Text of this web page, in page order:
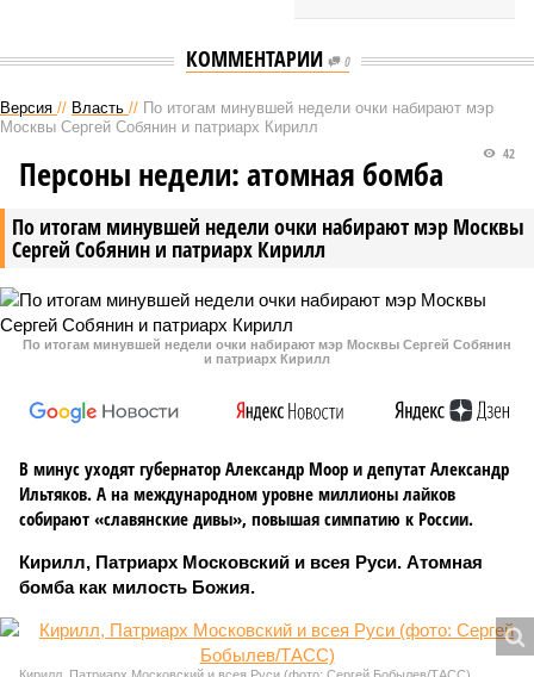
КОММЕНТАРИИ 0
Версия // Власть // По итогам минувшей недели очки набирают мэр
Москвы Сергей Собянин и патриарх Кирилл
По итогам минувшей недели очки набирают мэр Москвы
Сергей Собянин и патриарх Кирилл
42
Персоны недели: атомная бомба
По итогам минувшей недели очки набирают мэр Москвы Сергей Собянин
и патриарх Кирилл
В минус уходят губернатор Александр Моор и депутат Александр
Ильтяков. А на международном уровне миллионы лайков
собирают «славянские дивы», повышая симпатию к России.
Кирилл, Патриарх Московский и всея Руси. Атомная
бомба как милость Божия.